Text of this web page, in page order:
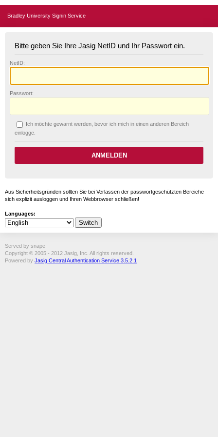
Bradley University Signin Service
Bitte geben Sie Ihre Jasig NetID und Ihr Passwort ein.
NetID:
Passwort:
Ich möchte gewarnt werden, bevor ich mich in einen anderen Bereich
einlogge.
Aus Sicherheitsgründen sollten Sie bei Verlassen der passwortgeschützten Bereiche
sich explizit ausloggen und Ihren Webbrowser schließen!
Languages:
Served by snape
Copyright © 2005 - 2012 Jasig, Inc. All rights reserved.
Powered by Jasig Central Authentication Service 3.5.2.1